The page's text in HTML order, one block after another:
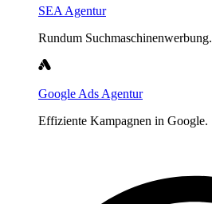
SEA Agentur
Rundum Suchmaschinenwerbung.
Google Ads Agentur
Effiziente Kampagnen in Google.